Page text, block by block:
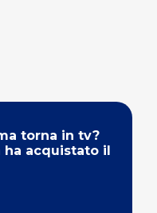
torna in tv?
ha acquistato il